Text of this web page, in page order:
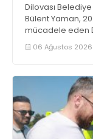
Dilovası
Bülent Yaman,
mücadele eden
Mavi beyazlılara
yapmış,
06 Ağustos 2026